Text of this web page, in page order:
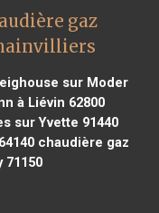
gaz
sur Moder
à Liévin 62800
sur Yvette 91440
chaudière gaz
71150